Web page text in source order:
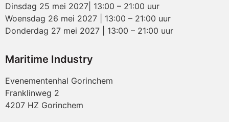
Dinsdag 25 mei 2027| 13:00 – 21:00 uur
Woensdag 26 mei 2027 | 13:00 – 21:00 uur
Donderdag 27 mei 2027 | 13:00 – 21:00 uur
Maritime Industry
Evenementenhal Gorinchem
Franklinweg 2
4207 HZ Gorinchem